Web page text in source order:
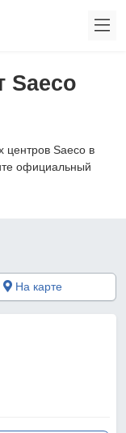
Saeco
центров Saeco в
официальный
На карте